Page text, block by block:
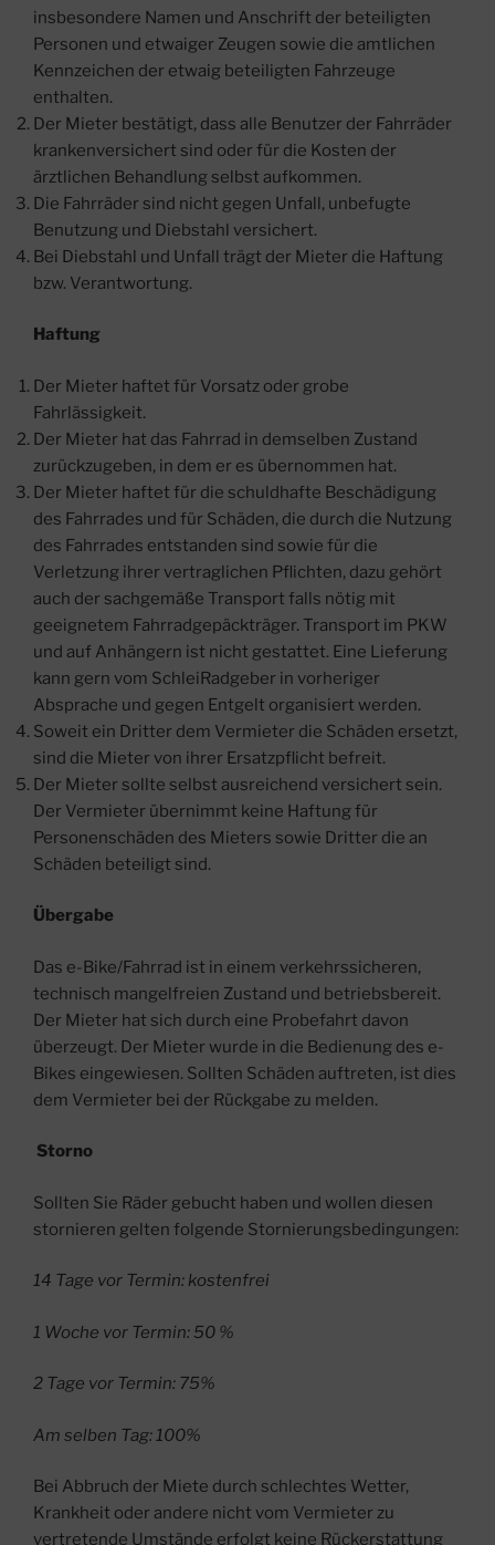
insbesondere Namen und Anschrift der beteiligten
Personen und etwaiger Zeugen sowie die amtlichen
Kennzeichen der etwaig beteiligten Fahrzeuge
enthalten.
Der Mieter bestätigt, dass alle Benutzer der Fahrräder
krankenversichert sind oder für die Kosten der
ärztlichen Behandlung selbst aufkommen.
Die Fahrräder sind nicht gegen Unfall, unbefugte
Benutzung und Diebstahl versichert.
Bei Diebstahl und Unfall trägt der Mieter die Haftung
bzw. Verantwortung.
Haftung
Der Mieter haftet für Vorsatz oder grobe
Fahrlässigkeit.
Der Mieter hat das Fahrrad in demselben Zustand
zurückzugeben, in dem er es übernommen hat.
Der Mieter haftet für die schuldhafte Beschädigung
des Fahrrades und für Schäden, die durch die Nutzung
des Fahrrades entstanden sind sowie für die
Verletzung ihrer vertraglichen Pflichten, dazu gehört
auch der sachgemäße Transport falls nötig mit
geeignetem Fahrradgepäckträger. Transport im PKW
und auf Anhängern ist nicht gestattet. Eine Lieferung
kann gern vom SchleiRadgeber in vorheriger
Absprache und gegen Entgelt organisiert werden.
Soweit ein Dritter dem Vermieter die Schäden ersetzt,
sind die Mieter von ihrer Ersatzpflicht befreit.
Der Mieter sollte selbst ausreichend versichert sein.
Der Vermieter übernimmt keine Haftung für
Personenschäden des Mieters sowie Dritter die an
Schäden beteiligt sind.
Übergabe
Das e-Bike/Fahrrad ist in einem verkehrssicheren,
technisch mangelfreien Zustand und betriebsbereit.
Der Mieter hat sich durch eine Probefahrt davon
überzeugt. Der Mieter wurde in die Bedienung des e-
Bikes eingewiesen. Sollten Schäden auftreten, ist dies
dem Vermieter bei der Rückgabe zu melden.
Storno
Sollten Sie Räder gebucht haben und wollen diesen
stornieren gelten folgende Stornierungsbedingungen:
14 Tage vor Termin: kostenfrei
1 Woche vor Termin: 50 %
2 Tage vor Termin: 75%
Am selben Tag: 100%
Bei Abbruch der Miete durch schlechtes Wetter,
Krankheit oder andere nicht vom Vermieter zu
vertretende Umstände erfolgt keine Rückerstattung